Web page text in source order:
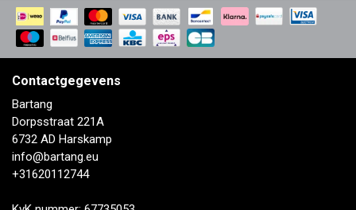
Contactgegevens
Bartang
Dorpsstraat 221A
6732 AD Harskamp
info@bartang.eu
+31620112744